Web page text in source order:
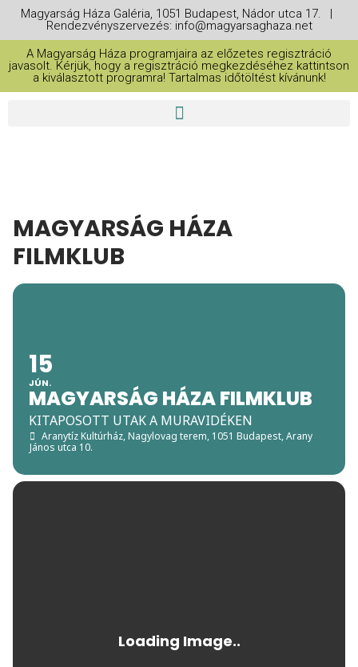
Magyarság Háza Galéria, 1051 Budapest, Nádor utca 17. |
Rendezvényszervezés: info@magyarsaghaza.net
A Magyarság Háza programjaira az előzetes regisztráció
javasolt. Kérjük, hogy a regisztráció megkezdéséhez kattintson
a kiválasztott programra! Tartalmas időtöltést kívánunk!
MAGYARSÁG HÁZA
FILMKLUB
15
JÚN.
MAGYARSÁG HÁZA FILMKLUB
KITAPOSOTT UTAK A MURAVIDÉKEN
Aranytíz Kultúrház, Nagylovag terem, 1051 Budapest, Arany
János utca 10.